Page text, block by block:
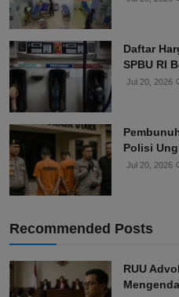
Daftar
SPBU RI
Jul 20, 2026
Polisi
Jul 20, 2026
Recommended Posts
RUU